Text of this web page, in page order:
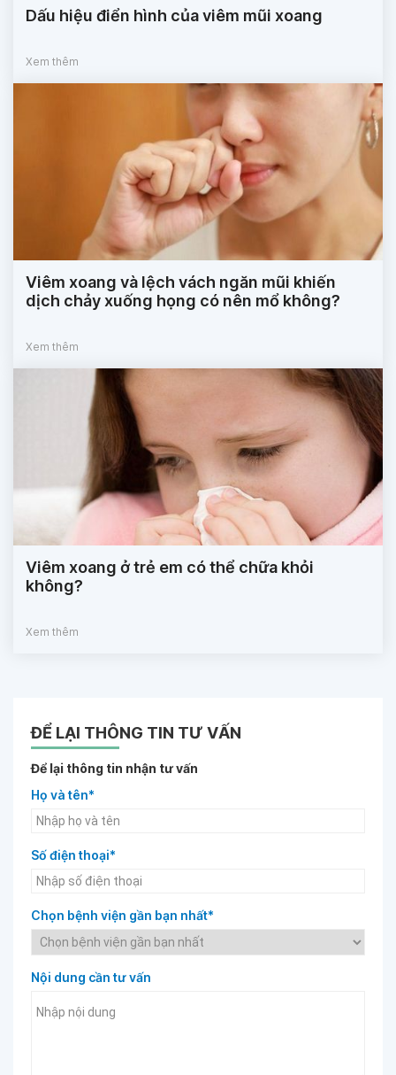
Dấu hiệu điển hình của viêm mũi xoang
Xem thêm
Viêm xoang và lệch vách ngăn mũi khiến
dịch chảy xuống họng có nên mổ không?
Xem thêm
Viêm xoang ở trẻ em có thể chữa khỏi
không?
Xem thêm
ĐỂ LẠI THÔNG TIN TƯ VẤN
Để lại thông tin nhận tư vấn
Họ và tên*
Số điện thoại*
Chọn bệnh viện gần bạn nhất*
Nội dung cần tư vấn